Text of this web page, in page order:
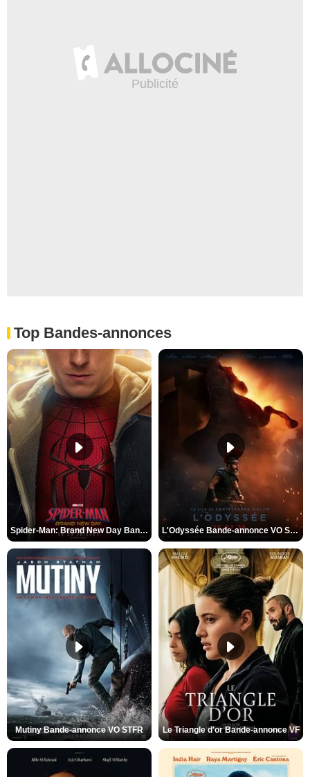
Top Bandes-annonces
Spider-Man: Brand New Day Bande-annonce VO STFR L'Odyssée Bande-annonce VO STFR
Mutiny Bande-annonce VO STFR Le Triangle d'or Bande-annonce VF